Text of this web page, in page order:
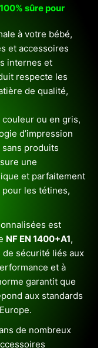
sûre pour
à votre bébé,
et accessoires
internes et
respecte les
de qualité,
ou en gris,
d’impression
produits
une
et parfaitement
pour les tétines,
est
NF EN 1400+A1,
sécurité liés aux
et à
garantit que
aux standards
de nombreux